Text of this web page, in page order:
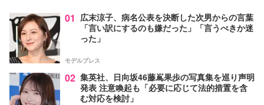
01 広末涼子、病名公表を決断した次男からの言葉
「言い訳にするのも嫌だった」「言うべきか迷
った」
モデルプレス
02 集英社、日向坂46藤嶌果歩の写真集を巡り声明
発表 注意喚起も「必要に応じて法的措置を含
む対応を検討」